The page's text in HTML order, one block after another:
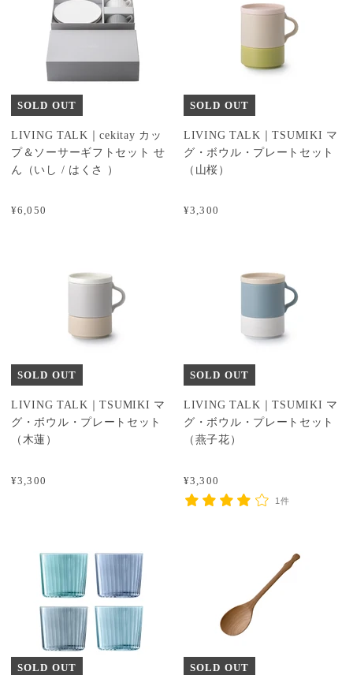
SOLD OUT
¥6,050
LIVING TALK｜cekitay カッ
プ＆ソーサーギフトセット せ
ん（いし / はくさ ）
SOLD OUT
¥3,300
LIVING TALK｜TSUMIKI マ
グ・ボウル・プレートセット
（山桜）
SOLD OUT
¥3,300
LIVING TALK｜TSUMIKI マ
グ・ボウル・プレートセット
（木蓮）
SOLD OUT
¥3,300
LIVING TALK｜TSUMIKI マ
グ・ボウル・プレートセット
（燕子花）
1件
SOLD OUT SOLD OUT